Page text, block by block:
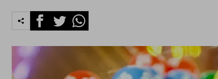
FacebookTwitterWhatsapp